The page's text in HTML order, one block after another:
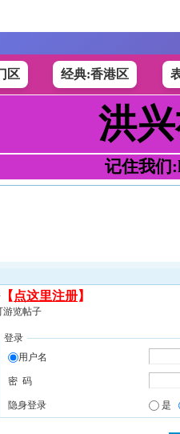
区 经典:香港区
洪
记住我们
【 点这里注册】
游览帖子
登录
用户名
密 码
隐身登录 是